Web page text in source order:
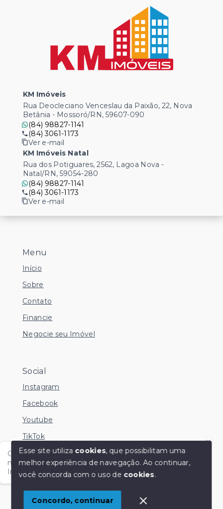
Olá me chamo Kamila e estou disponível nesse
momento para esclarecer dúvidas no Whatsapp.
Independente do horário é só chamar!
Menu
Início
Sobre
Contato
Financie
Negocie seu Imóvel
Social
Instagram
Facebook
Youtube
TikTok
© Copyright 2026 - KM Imóveis - Todos os direitos
SITE PARA IMOBILIARIA
KM Imóveis
Rua Deocleciano Venceslau da Paixão, 22, Nova
Betânia - Mossoró/RN, 59607-090
(84) 98827-1141
(84) 3061-1173
Ver e-mail
KM Imóveis Natal
Rua dos Potiguares, 2562, Lagoa Nova -
Natal/RN, 59054-280
(84) 98827-1141
(84) 3061-1173
Ver e-mail
Esse site utiliza cookies, que possibilitam uma
melhor experiência de navegação.Ao continuar,
você concorda com o uso de cookies.
Concordo, continuar